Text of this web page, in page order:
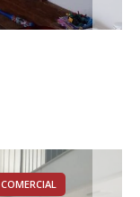
COMERCIAL